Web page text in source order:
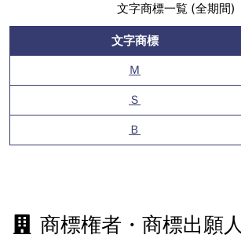
文字商標一覧 (全期間)
文字商標
Ｍ
Ｓ
Ｂ
商標権者・商標出願人